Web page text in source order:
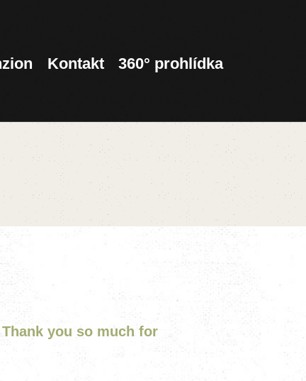
Kontakt 360° prohlídka
you so much for